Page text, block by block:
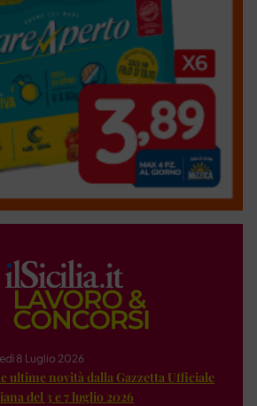
8 Luglio 2026
ultime novità dalla Gazzetta Ufficiale
del 3 e 7 luglio 2026